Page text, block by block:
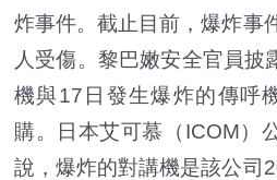
炸事件。截止目前，爆炸事
人受傷。黎巴嫩安全官員披
機與17日發生爆炸的傳呼
購。日本艾可慕（ICOM）
說，爆炸的對講機是該公司